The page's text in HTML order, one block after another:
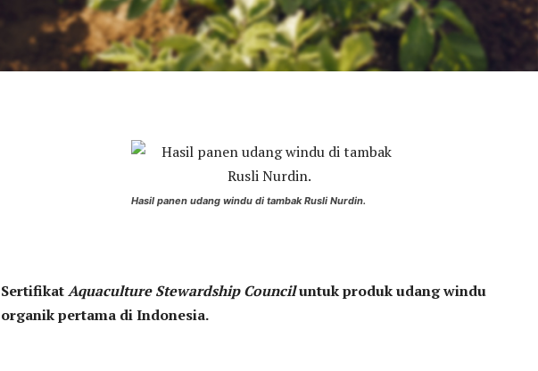
Hasil panen udang windu di tambak Rusli Nurdin.
SertifikatAquaculture Stewardship Counciluntuk produk udang windu
organik pertama di Indonesia.